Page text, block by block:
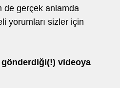
de gerçek anlamda
yorumları sizler için
gönderdiği(!) videoya